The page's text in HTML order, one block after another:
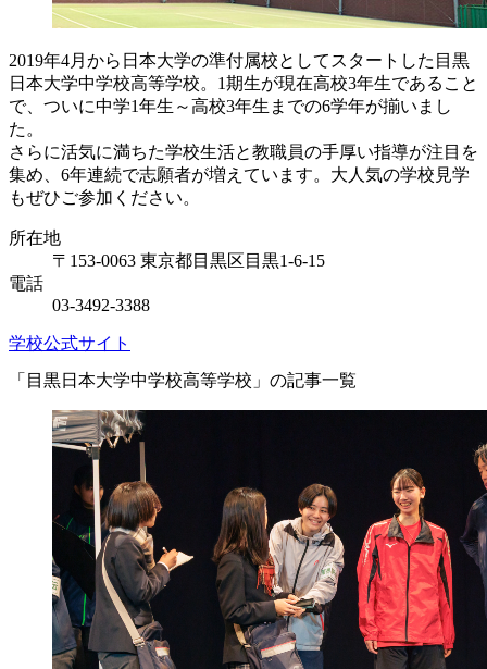
2019年4月から日本大学の準付属校としてスタートした目黒
日本大学中学校高等学校。1期生が現在高校3年生であること
で、ついに中学1年生～高校3年生までの6学年が揃いまし
た。
さらに活気に満ちた学校生活と教職員の手厚い指導が注目を
集め、6年連続で志願者が増えています。大人気の学校見学
もぜひご参加ください。
所在地
〒153-0063 東京都目黒区目黒1-6-15
電話
03-3492-3388
学校公式サイト
「目黒日本大学中学校高等学校」の記事一覧